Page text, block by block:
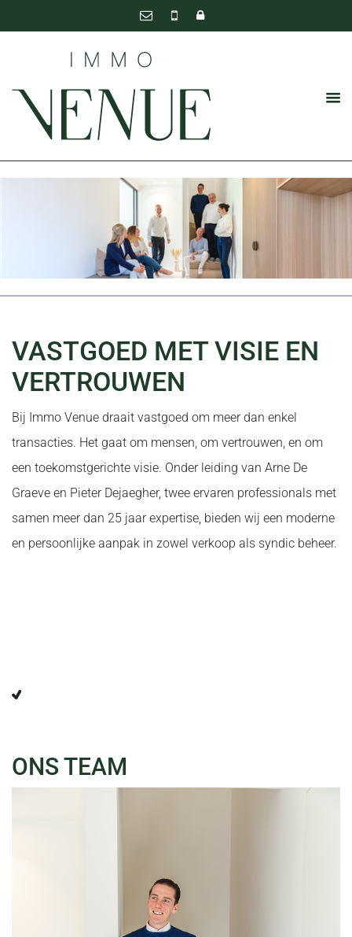
VASTGOED MET VISIE EN
VERTROUWEN
Bij Immo Venue draait vastgoed om meer dan enkel
transacties. Het gaat om mensen, om vertrouwen, en om
een toekomstgerichte visie. Onder leiding van Arne De
Graeve en Pieter Dejaegher, twee ervaren professionals met
samen meer dan 25 jaar expertise, bieden wij een moderne
en persoonlijke aanpak in zowel verkoop als syndic beheer.
ONS TEAM